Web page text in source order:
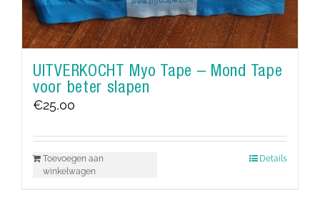
UITVERKOCHT Myo Tape – Mond Tape
voor beter slapen
€25,00
Toevoegen aan
winkelwagen
Details